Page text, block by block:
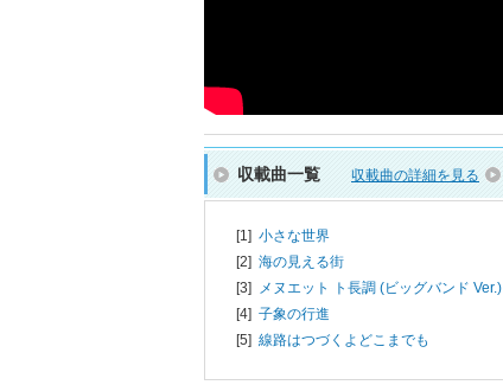
収載曲一覧 収載曲の詳細を見る
[1] 小さな世界
[2] 海の見える街
[3] メヌエット ト長調 (ビッグバンド Ver.)
[4] 子象の行進
[5] 線路はつづくよどこまでも